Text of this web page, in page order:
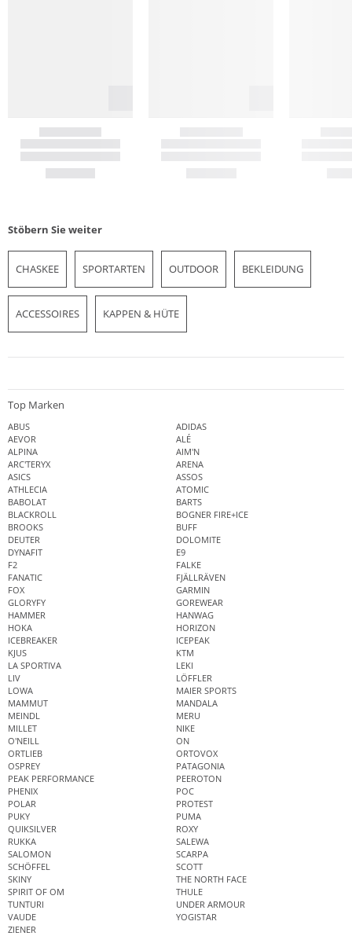
Stöbern Sie weiter
CHASKEE SPORTARTEN OUTDOOR BEKLEIDUNG
ACCESSOIRES KAPPEN & HÜTE
Top Marken
ABUS
ADIDAS
AEVOR
ALÉ
ALPINA
AIM'N
ARC'TERYX
ARENA
ASICS
ASSOS
ATHLECIA
ATOMIC
BABOLAT
BARTS
BLACKROLL
BOGNER FIRE+ICE
BROOKS
BUFF
DEUTER
DOLOMITE
DYNAFIT
E9
F2
FALKE
FANATIC
FJÄLLRÄVEN
FOX
GARMIN
GLORYFY
GOREWEAR
HAMMER
HANWAG
HOKA
HORIZON
ICEBREAKER
ICEPEAK
KJUS
KTM
LA SPORTIVA
LEKI
LIV
LÖFFLER
LOWA
MAIER SPORTS
MAMMUT
MANDALA
MEINDL
MERU
MILLET
NIKE
O'NEILL
ON
ORTLIEB
ORTOVOX
OSPREY
PATAGONIA
PEAK PERFORMANCE
PEEROTON
PHENIX
POC
POLAR
PROTEST
PUKY
PUMA
QUIKSILVER
ROXY
RUKKA
SALEWA
SALOMON
SCARPA
SCHÖFFEL
SCOTT
SKINY
THE NORTH FACE
SPIRIT OF OM
THULE
TUNTURI
UNDER ARMOUR
VAUDE
YOGISTAR
ZIENER